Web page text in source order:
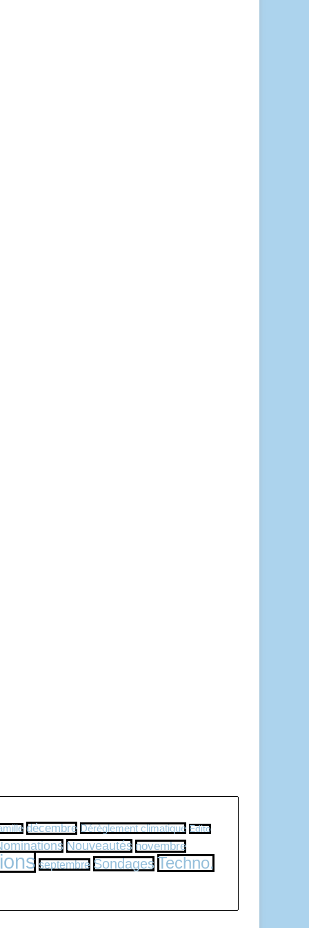
décembre Dérèglement climatique Edito
Nouveautés novembre
septembre SondagesTechno.